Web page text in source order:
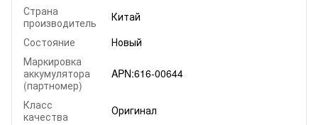
Страна
производитель
Китай
Состояние
Новый
Маркировка
аккумулятора
(партномер)
APN:616-00644
Класс
качества
Оригинал